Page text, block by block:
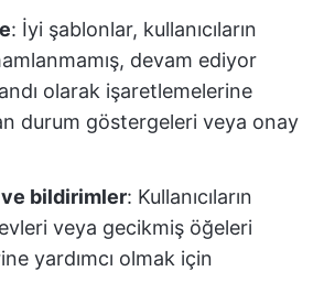
: İyi şablonlar, kullanıcıların
devam ediyor
olarak işaretlemelerine
durum göstergeleri veya onay
ve bildirimler: Kullanıcıların
veya gecikmiş öğeleri
yardımcı olmak için